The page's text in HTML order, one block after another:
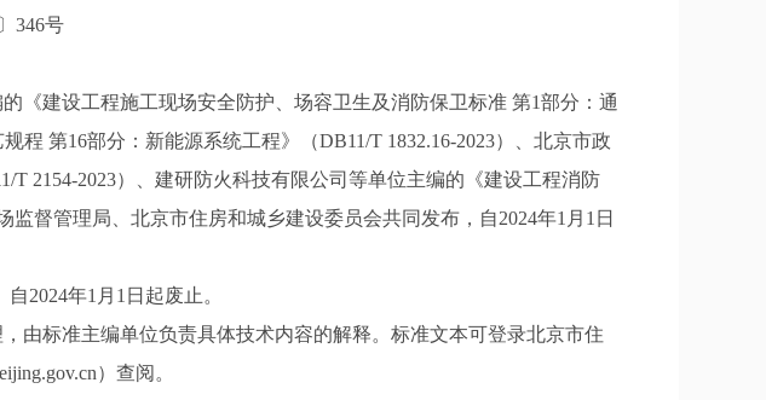
346号
建设工程施工现场安全防护、场容卫生及消防保卫标准 第1部分：通
程 第16部分：新能源系统工程》（DB11/T 1832.16-2023）、北京市政
2154-2023）、建研防火科技有限公司等单位主编的《建设工程消防
督管理局、北京市住房和城乡建设委员会共同发布，自2024年1月1日
2024年1月1日起废止。
标准主编单位负责具体技术内容的解释。标准文本可登录北京市住
）查阅。